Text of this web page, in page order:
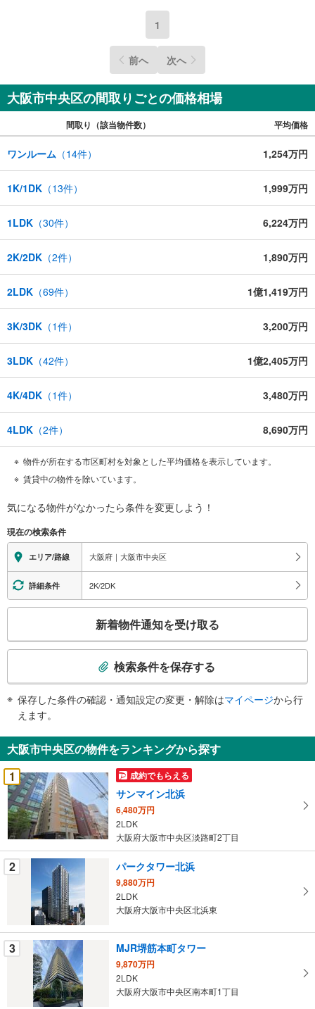
1
前へ 次へ
大阪市中央区の間取りごとの価格相場
間取り（該当物件数） 平均価格
ワンルーム （14件） 1,254万円
1K/1DK （13件） 1,999万円
1LDK （30件） 6,224万円
2K/2DK （2件） 1,890万円
2LDK （69件） 1億1,419万円
3K/3DK （1件） 3,200万円
3LDK （42件） 1億2,405万円
4K/4DK （1件） 3,480万円
4LDK （2件） 8,690万円
物件が所在する市区町村を対象とした平均価格を表示しています。
賃貸中の物件を除いています。
気になる物件がなかったら条件を変更しよう！
現在の検索条件
エリア/路線 大阪府｜大阪市中央区
詳細条件 2K/2DK
検
知
を
受
け
取
る
・
件
を
ー
ジ
新着物件通知を受け取る
検索条件を保存する
保存した条件の確認・通知設定の変更・解除はマイページから行
えます。
大阪市中央区の物件をランキングから探す
1
成約でもらえる
サンマイン北浜
6,480万円
2LDK
大阪府大阪市中央区淡路町2丁目
2 パークタワー北浜
9,880万円
2LDK
大阪府大阪市中央区北浜東
3 MJR堺筋本町タワー
9,870万円
2LDK
大阪府大阪市中央区南本町1丁目